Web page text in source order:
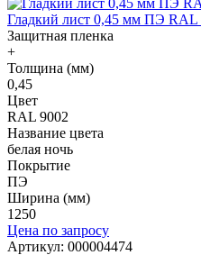
Гладкий лист 0,45 мм ПЭ RAL
Защитная пленка
+
Толщина (мм)
0,45
Цвет
RAL 9002
Название цвета
белая ночь
Покрытие
ПЭ
Ширина (мм)
1250
Цена по запросу
Артикул: 000004474